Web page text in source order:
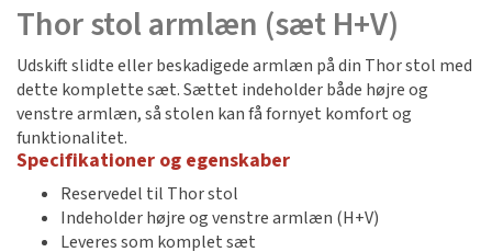
Thor stol armlæn (sæt H+V)
Udskift slidte eller beskadigede armlæn på din Thor stol med
dette komplette sæt. Sættet indeholder både højre og
venstre armlæn, så stolen kan få fornyet komfort og
funktionalitet.
Specifikationer og egenskaber
Reservedel til Thor stol
Indeholder højre og venstre armlæn (H+V)
Leveres som komplet sæt